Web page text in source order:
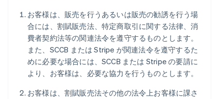
お客様は、販売を行うあるいは販売の勧誘を行う場
合には、割賦販売法、特定商取引に関する法律、消
費者契約法等の関連法令を遵守するものとします。
また、SCCB または Stripe が関連法令を遵守するた
めに必要な場合には、SCCB または Stripe の要請に
より、お客様は、必要な協力を行うものとします。
お客様は、割賦販売法その他の法令上お客様に課さ